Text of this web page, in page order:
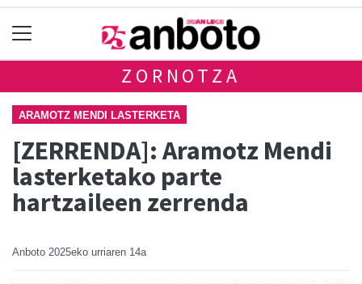
ZORNOTZA
ARAMOTZ MENDI LASTERKETA
[ZERRENDA]: Aramotz Mendi
lasterketako parte
hartzaileen zerrenda
Anboto 2025eko urriaren 14a